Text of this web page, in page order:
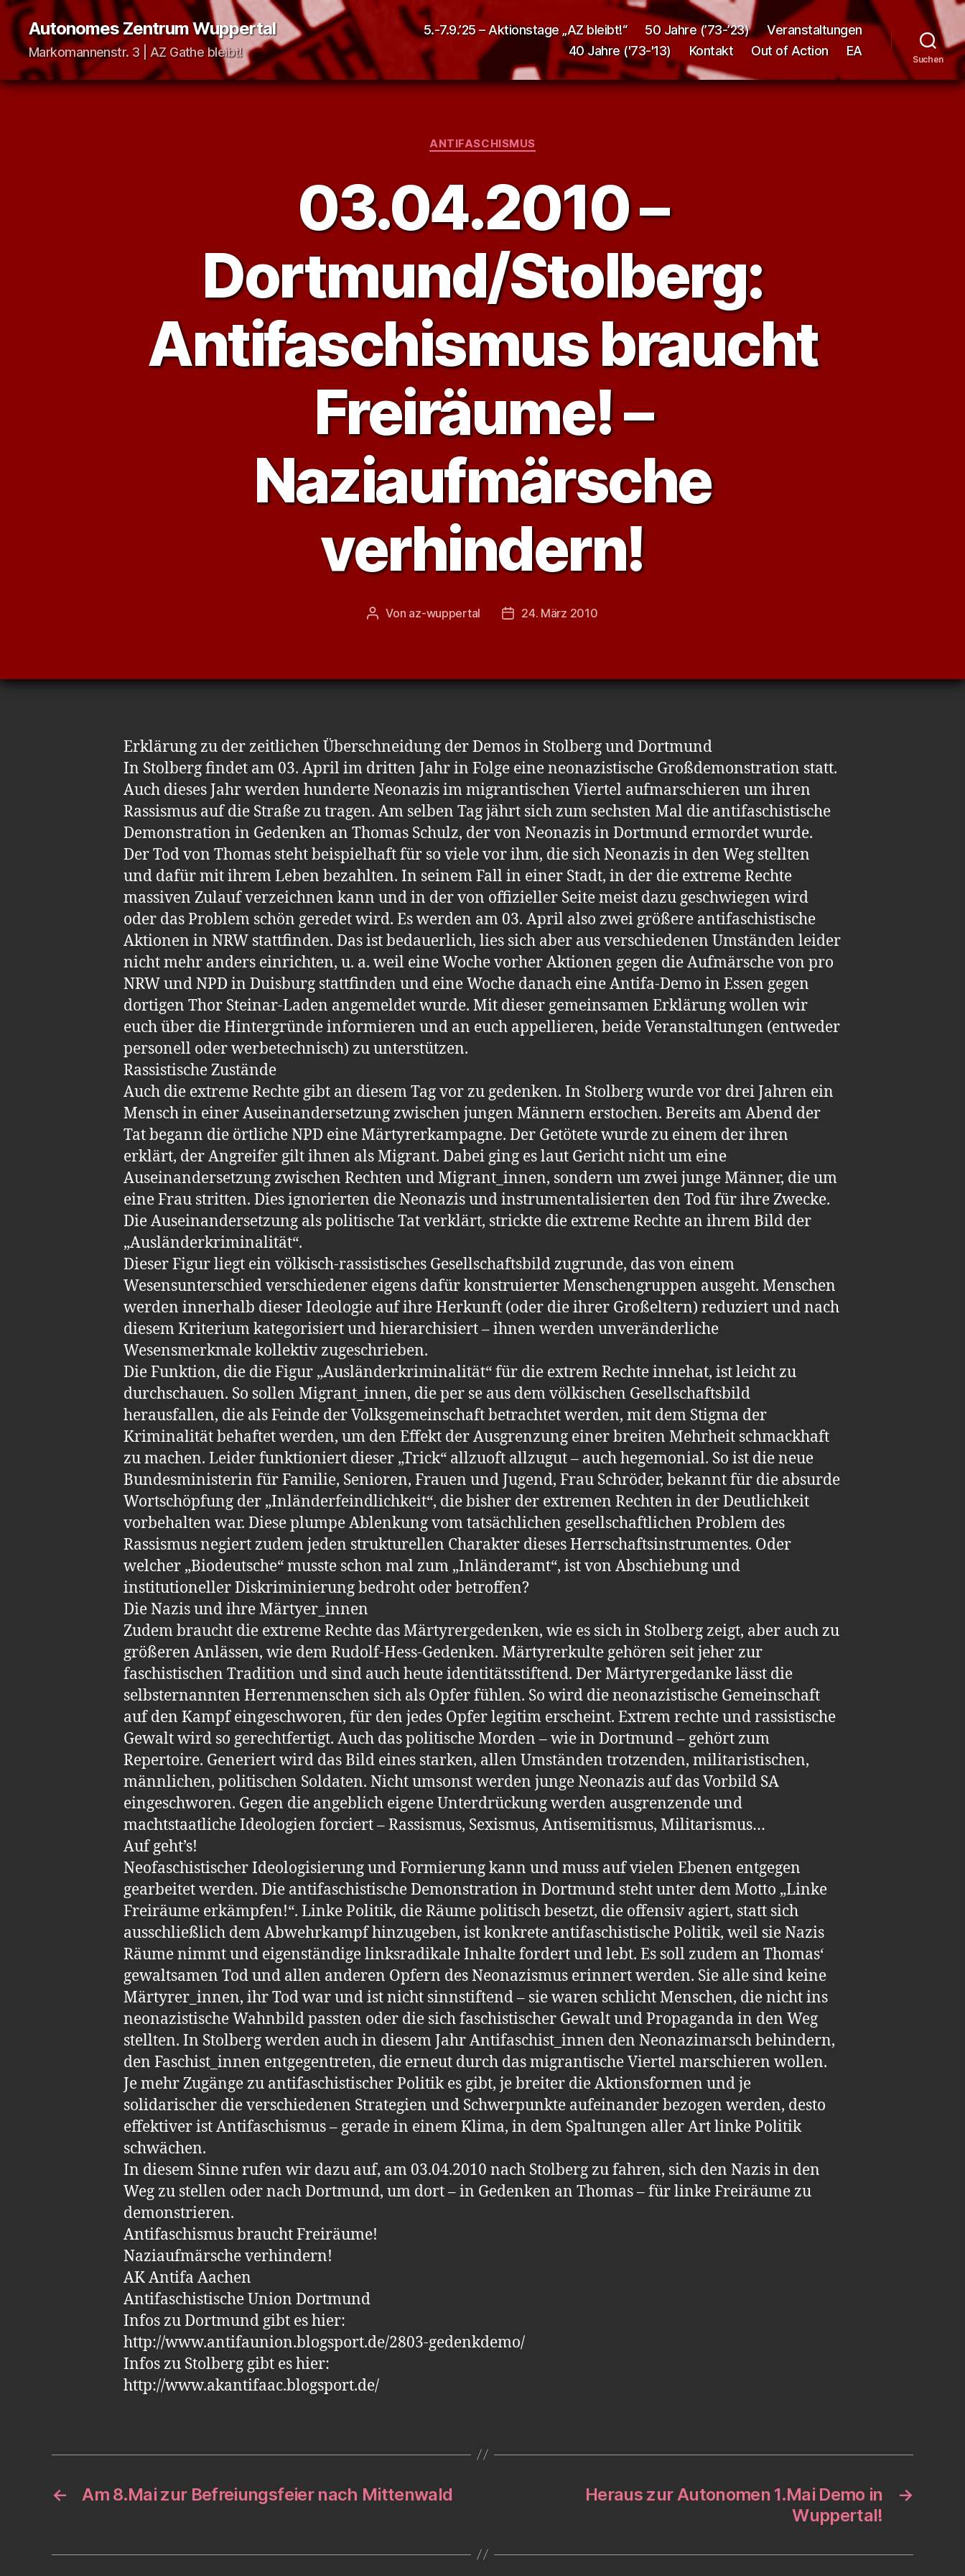
Autonomes Zentrum Wuppertal
Markomannenstr. 3 | AZ Gathe bleibt!
5.-7.9.’25 – Aktionstage „AZ bleibt!“ 50 Jahre (’73-’23)
Veranstaltungen
40 Jahre ('73-'13)
Kontakt Out of Action EA
Suchen
Kategorien
ANTIFASCHISMUS
03.04.2010 –
Dortmund/Stolberg:
Antifaschismus braucht
Freiräume! –
Naziaufmärsche
verhindern!
Beitragsautor
Von az-wuppertal Veröffentlichungsdatum
24. März 2010
Erklärung zu der zeitlichen Überschneidung der Demos in Stolberg und Dortmund
In Stolberg findet am 03. April im dritten Jahr in Folge eine neonazistische Großdemonstration statt.
Auch dieses Jahr werden hunderte Neonazis im migrantischen Viertel aufmarschieren um ihren
Rassismus auf die Straße zu tragen. Am selben Tag jährt sich zum sechsten Mal die antifaschistische
Demonstration in Gedenken an Thomas Schulz, der von Neonazis in Dortmund ermordet wurde.
Der Tod von Thomas steht beispielhaft für so viele vor ihm, die sich Neonazis in den Weg stellten
und dafür mit ihrem Leben bezahlten. In seinem Fall in einer Stadt, in der die extreme Rechte
massiven Zulauf verzeichnen kann und in der von offizieller Seite meist dazu geschwiegen wird
oder das Problem schön geredet wird. Es werden am 03. April also zwei größere antifaschistische
Aktionen in NRW stattfinden. Das ist bedauerlich, lies sich aber aus verschiedenen Umständen leider
nicht mehr anders einrichten, u. a. weil eine Woche vorher Aktionen gegen die Aufmärsche von pro
NRW und NPD in Duisburg stattfinden und eine Woche danach eine Antifa-Demo in Essen gegen
dortigen Thor Steinar-Laden angemeldet wurde. Mit dieser gemeinsamen Erklärung wollen wir
euch über die Hintergründe informieren und an euch appellieren, beide Veranstaltungen (entweder
personell oder werbetechnisch) zu unterstützen.
Rassistische Zustände
Auch die extreme Rechte gibt an diesem Tag vor zu gedenken. In Stolberg wurde vor drei Jahren ein
Mensch in einer Auseinandersetzung zwischen jungen Männern erstochen. Bereits am Abend der
Tat begann die örtliche NPD eine Märtyrerkampagne. Der Getötete wurde zu einem der ihren
erklärt, der Angreifer gilt ihnen als Migrant. Dabei ging es laut Gericht nicht um eine
Auseinandersetzung zwischen Rechten und Migrant_innen, sondern um zwei junge Männer, die um
eine Frau stritten. Dies ignorierten die Neonazis und instrumentalisierten den Tod für ihre Zwecke.
Die Auseinandersetzung als politische Tat verklärt, strickte die extreme Rechte an ihrem Bild der
„Ausländerkriminalität“.
Dieser Figur liegt ein völkisch-rassistisches Gesellschaftsbild zugrunde, das von einem
Wesensunterschied verschiedener eigens dafür konstruierter Menschengruppen ausgeht. Menschen
werden innerhalb dieser Ideologie auf ihre Herkunft (oder die ihrer Großeltern) reduziert und nach
diesem Kriterium kategorisiert und hierarchisiert – ihnen werden unveränderliche
Wesensmerkmale kollektiv zugeschrieben.
Die Funktion, die die Figur „Ausländerkriminalität“ für die extrem Rechte innehat, ist leicht zu
durchschauen. So sollen Migrant_innen, die per se aus dem völkischen Gesellschaftsbild
herausfallen, die als Feinde der Volksgemeinschaft betrachtet werden, mit dem Stigma der
Kriminalität behaftet werden, um den Effekt der Ausgrenzung einer breiten Mehrheit schmackhaft
zu machen. Leider funktioniert dieser „Trick“ allzuoft allzugut – auch hegemonial. So ist die neue
Bundesministerin für Familie, Senioren, Frauen und Jugend, Frau Schröder, bekannt für die absurde
Wortschöpfung der „Inländerfeindlichkeit“, die bisher der extremen Rechten in der Deutlichkeit
vorbehalten war. Diese plumpe Ablenkung vom tatsächlichen gesellschaftlichen Problem des
Rassismus negiert zudem jeden strukturellen Charakter dieses Herrschaftsinstrumentes. Oder
welcher „Biodeutsche“ musste schon mal zum „Inländeramt“, ist von Abschiebung und
institutioneller Diskriminierung bedroht oder betroffen?
Die Nazis und ihre Märtyer_innen
Zudem braucht die extreme Rechte das Märtyrergedenken, wie es sich in Stolberg zeigt, aber auch zu
größeren Anlässen, wie dem Rudolf-Hess-Gedenken. Märtyrerkulte gehören seit jeher zur
faschistischen Tradition und sind auch heute identitätsstiftend. Der Märtyrergedanke lässt die
selbsternannten Herrenmenschen sich als Opfer fühlen. So wird die neonazistische Gemeinschaft
auf den Kampf eingeschworen, für den jedes Opfer legitim erscheint. Extrem rechte und rassistische
Gewalt wird so gerechtfertigt. Auch das politische Morden – wie in Dortmund – gehört zum
Repertoire. Generiert wird das Bild eines starken, allen Umständen trotzenden, militaristischen,
männlichen, politischen Soldaten. Nicht umsonst werden junge Neonazis auf das Vorbild SA
eingeschworen. Gegen die angeblich eigene Unterdrückung werden ausgrenzende und
machtstaatliche Ideologien forciert – Rassismus, Sexismus, Antisemitismus, Militarismus…
Auf geht’s!
Neofaschistischer Ideologisierung und Formierung kann und muss auf vielen Ebenen entgegen
gearbeitet werden. Die antifaschistische Demonstration in Dortmund steht unter dem Motto „Linke
Freiräume erkämpfen!“. Linke Politik, die Räume politisch besetzt, die offensiv agiert, statt sich
ausschließlich dem Abwehrkampf hinzugeben, ist konkrete antifaschistische Politik, weil sie Nazis
Räume nimmt und eigenständige linksradikale Inhalte fordert und lebt. Es soll zudem an Thomas‘
gewaltsamen Tod und allen anderen Opfern des Neonazismus erinnert werden. Sie alle sind keine
Märtyrer_innen, ihr Tod war und ist nicht sinnstiftend – sie waren schlicht Menschen, die nicht ins
neonazistische Wahnbild passten oder die sich faschistischer Gewalt und Propaganda in den Weg
stellten. In Stolberg werden auch in diesem Jahr Antifaschist_innen den Neonazimarsch behindern,
den Faschist_innen entgegentreten, die erneut durch das migrantische Viertel marschieren wollen.
Je mehr Zugänge zu antifaschistischer Politik es gibt, je breiter die Aktionsformen und je
solidarischer die verschiedenen Strategien und Schwerpunkte aufeinander bezogen werden, desto
effektiver ist Antifaschismus – gerade in einem Klima, in dem Spaltungen aller Art linke Politik
schwächen.
In diesem Sinne rufen wir dazu auf, am 03.04.2010 nach Stolberg zu fahren, sich den Nazis in den
Weg zu stellen oder nach Dortmund, um dort – in Gedenken an Thomas – für linke Freiräume zu
demonstrieren.
Antifaschismus braucht Freiräume!
Naziaufmärsche verhindern!
AK Antifa Aachen
Antifaschistische Union Dortmund
Infos zu Dortmund gibt es hier:
http://www.antifaunion.blogsport.de/2803-gedenkdemo/
Infos zu Stolberg gibt es hier:
http://www.akantifaac.blogsport.de/
← Am 8.Mai zur Befreiungsfeier nach Mittenwald →
Heraus zur Autonomen 1.Mai Demo in
Wuppertal!